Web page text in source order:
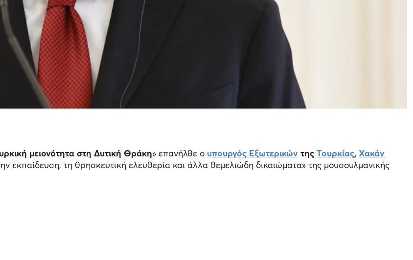
μειονότητα στη Δυτική Θράκη» επανήλθε ο υπουργός Εξωτερικών της Τουρκίας, Χακάν
εκπαίδευση, τη θρησκευτική ελευθερία και άλλα θεμελιώδη δικαιώματα» της μουσουλμανικής